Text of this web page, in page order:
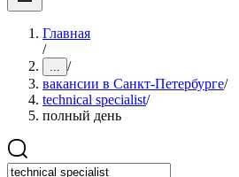
Главная
/
... /
вакансии в Санкт-Петербурге/
technical specialist/
полный день